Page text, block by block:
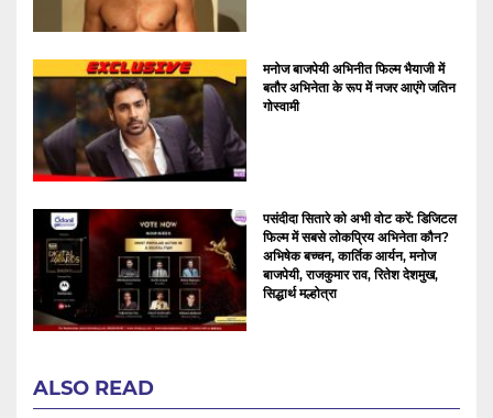
मनोज बाजपेयी अभिनीत फिल्म भैयाजी में
बतौर अभिनेता के रूप में नजर आएंगे जतिन
गोस्वामी
पसंदीदा सितारे को अभी वोट करें: डिजिटल
फिल्म में सबसे लोकप्रिय अभिनेता कौन?
अभिषेक बच्चन, कार्तिक आर्यन, मनोज
बाजपेयी, राजकुमार राव, रितेश देशमुख,
सिद्धार्थ मल्होत्रा
ALSO READ